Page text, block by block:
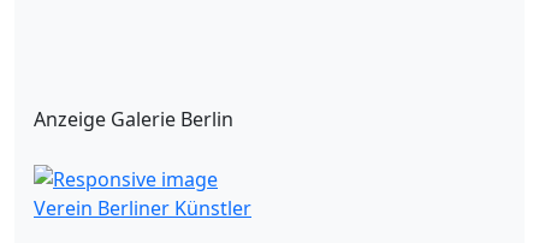
Anzeige Galerie Berlin
Verein Berliner Künstler